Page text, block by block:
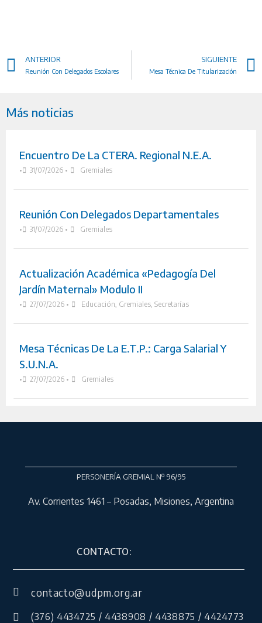
ANTERIOR
Reunión Con Delegados Escolares
SIGUIENTE
Mesa Técnica De Titularización
Más noticias
Encuentro De La CTERA. Regional N.E.A.
• 31/07/2026 • Gremiales
Reunión Con Delegados Departamentales
• 31/07/2026 • Gremiales
Actualización Académica «Pedagogía Del
Jardín Maternal» Modulo II
• 27/07/2026 • Educación Gremiales, Secretarías
Mesa Técnicas De La E.T.P.: Carga Salarial Y
S.U.N.A.
• 27/07/2026 • Gremiales
PERSONERÍA GREMIAL Nº 96/95
Av. Corrientes 1461 – Posadas, Misiones, Argentina
CONTACTO:
contacto@udpm.org.ar
(376) 4434725 / 4438908 / 4438875 / 4424773